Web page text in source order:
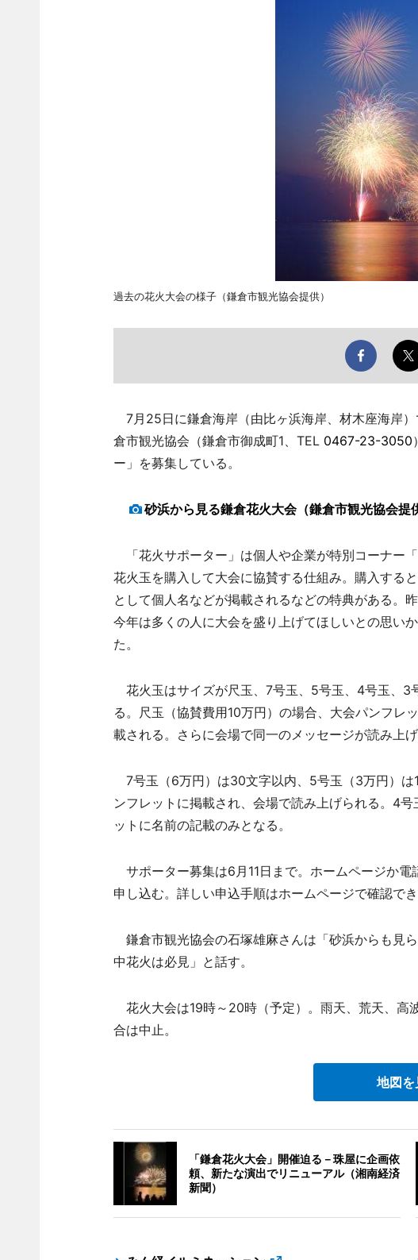
過去の花火大会の様子（鎌倉市観光協会提供）
7月25日に鎌倉海岸（由比ヶ浜海岸、材木座海岸
倉市観光協会（鎌倉市御成町1、TEL 0467-23-3050
ー」を募集している。
砂浜から見る鎌倉花火大会（鎌倉市観光協会提
「花火サポーター」は個人や企業が特別コーナー
花火玉を購入して大会に協賛する仕組み。購入する
として個人名などが掲載されるなどの特典がある。
今年は多くの人に大会を盛り上げてほしいとの思い
た。
花火玉はサイズが尺玉、7号玉、5号玉、4号玉、3
る。尺玉（協賛費用10万円）の場合、大会パンフレ
載される。さらに会場で同一のメッセージが読み上げ
7号玉（6万円）は30文字以内、5号玉（3万円）
ンフレットに掲載され、会場で読み上げられる。4
ットに名前の記載のみとなる。
サポーター募集は6月11日まで。ホームページか
申し込む。詳しい申込手順はホームページで確認でき
鎌倉市観光協会の石塚雄麻さんは「砂浜からも見
中花火は必見」と話す。
花火大会は19時～20時（予定）。雨天、荒天、高
合は中止。
地図を
「鎌倉花火大会」開催迫る－珠屋に企画依
頼、新たな演出でリニューアル（湘南経済
新聞）